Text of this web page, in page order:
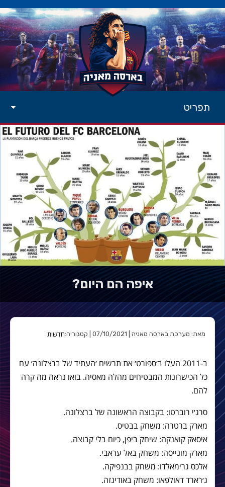
תפריט
איפה הם היום?
מאת: מערכת בארסה מאניה | 07/10/2021 | קטגוריה: חדשות
ב-2011 העלו ב׳ספורט׳ את תרשים ׳העתיד של ברצלונה׳ עם
כל הכישרונות המבטיחים מהלה מאסיה. בואו נראה מה קרה
להם.
סרג׳י רוברטו: בקבוצה הראשונה של ברצלונה.
מארק ברטרה: משחק בבטיס.
איסאק קואנקה: שיחק ביפן, כיום בלי קבוצה.
מארק מונייסה: משחק באל עראבי.
אלכס גרימאלדו: משחק בבנפיקה.
ג׳רארד דאולפאו: משחק באודינזה.